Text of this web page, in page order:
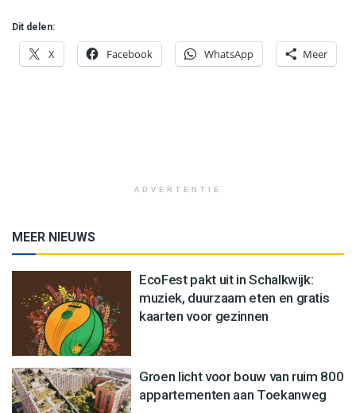
Dit delen:
X Facebook WhatsApp Meer
ADVERTENTIE
MEER NIEUWS
EcoFest pakt uit in Schalkwijk:
muziek, duurzaam eten en gratis
kaarten voor gezinnen
Groen licht voor bouw van ruim 800
appartementen aan Toekanweg